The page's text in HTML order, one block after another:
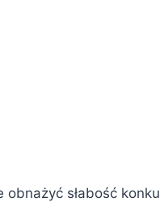
słabość